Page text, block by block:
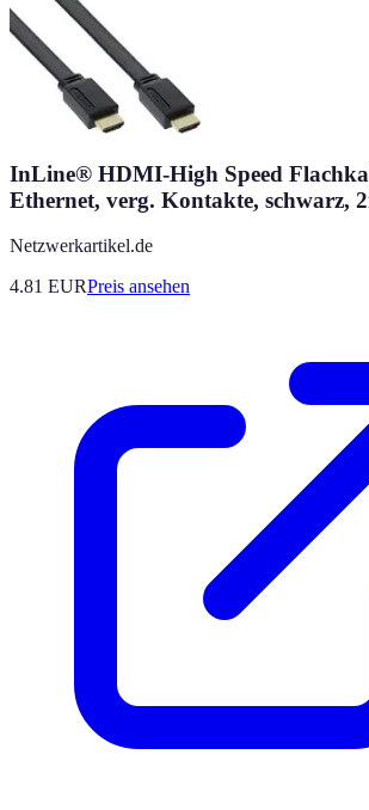
InLine® HDMI-High Speed
Ethernet, verg. Kontakte, schwarz,
Netzwerkartikel.de
4.81 EURPreis ansehen